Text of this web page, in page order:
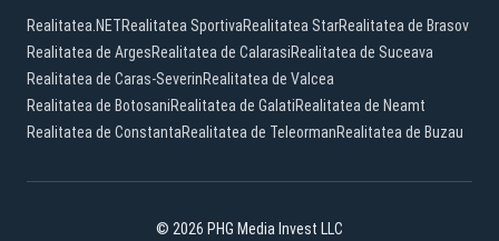
Realitatea.NETRealitatea SportivaRealitatea StarRealitatea de Brasov
Realitatea de ArgesRealitatea de CalarasiRealitatea de Suceava
Realitatea de Caras-SeverinRealitatea de Valcea
Realitatea de BotosaniRealitatea de GalatiRealitatea de Neamt
Realitatea de ConstantaRealitatea de TeleormanRealitatea de Buzau
© 2026 PHG Media Invest LLC